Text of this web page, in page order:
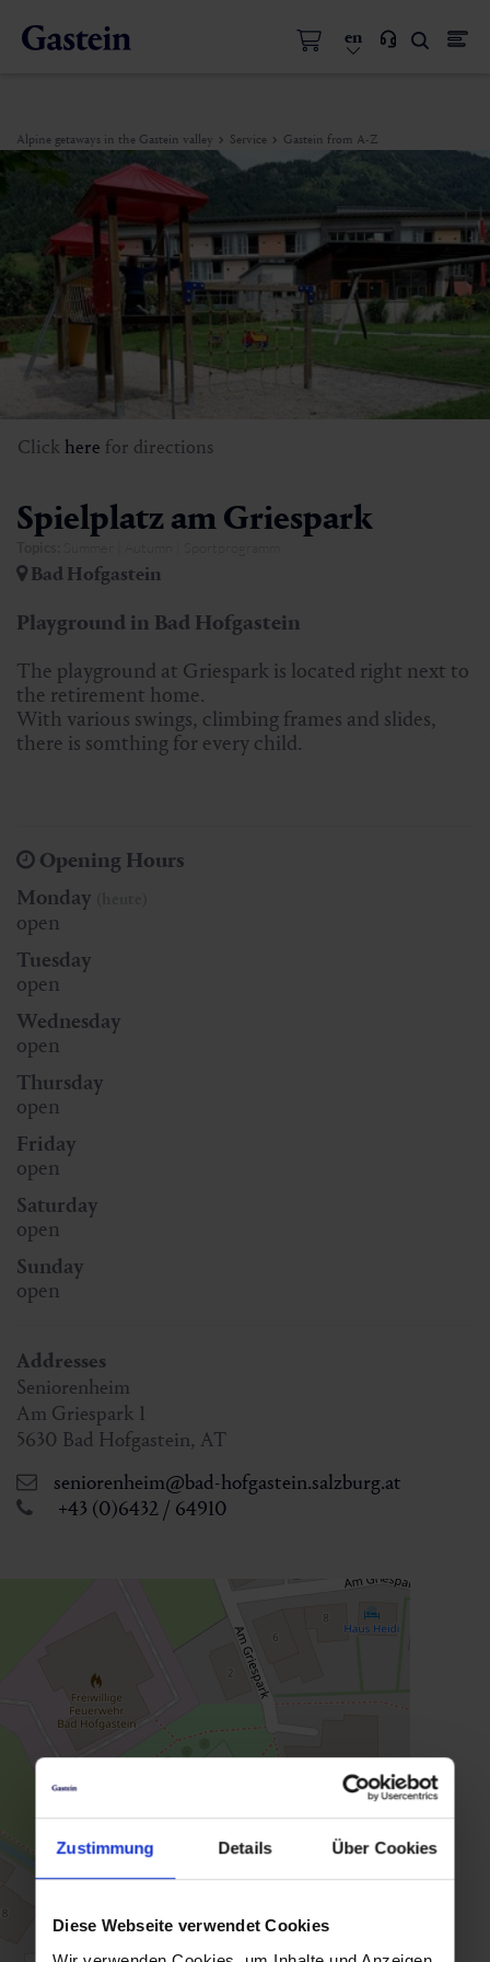
Zustimmung Details Über Cookies
Diese Webseite verwendet Cookies
en
Alpine getaways in the Gastein valley Service Gastein from A-Z
Click here for directions
Spielplatz am Griespark
Bad Hofgastein
Playground in Bad Hofgastein
The playground at Griespark is located right next to
the retirement home.
With various swings, climbing frames and slides,
there is somthing for every child.
Opening Hours
Monday
open
Tuesday
open
Wednesday
open
Thursday
open
Friday
open
Saturday
open
Sunday
open
Addresses
Seniorenheim
Am Griespark 1
5630 Bad Hofgastein, AT
seniorenheim@bad-hofgastein.salzburg.at
+43 (0)6432 / 64910